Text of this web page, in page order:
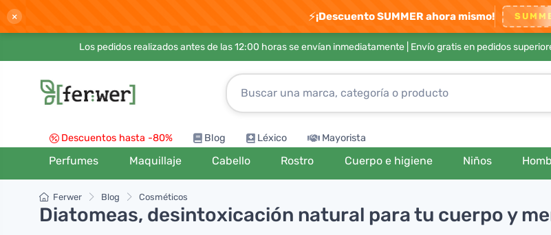
× ⚡¡Descuento SUMMER ahora mismo!
Los pedidos realizados antes de las 12:00 horas se envían inmediatamente | Envío gratis en pedidos
Descuentos hasta -80% Blog Léxico Mayorista
Perfumes Maquillaje Cabello Rostro Cuerpo e higiene Niños
Ferwer Blog Cosméticos
Diatomeas, desintoxicación natural para tu cuerpo y